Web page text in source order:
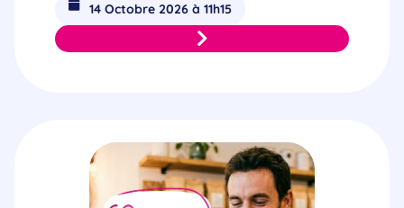
14 Octobre 2026 à 11h15